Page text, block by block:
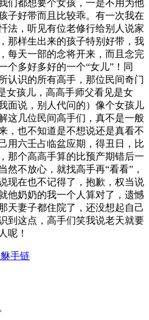
们都想要个女孩，一是不用为他
子好带而且比较乖。有一次我在
法，听见有位老修行给别人说家
那样生出来的孩子特别好带，我
每天一部的念将开来，而且念完
个多好多好的一个“女儿”！同
认识的所有高手，那位民间奇门
女孩儿，高高手师父看见是女
面说，别人代问的）像个女孩儿
这几位民间高手们，真不是一般
，也不知道是不想说还是真看不
用六壬占临盆应期，得丑日，比
那个高高手算的比预产期错后一
然不放心，就找高手再“看看”，
现在也不记得了，抱歉，权当说
他奶奶的我一个人算对了，遗憾
天妻子都住院了，还没想起自己
到这点，高手们笑我说老天就要
呢！
手链
。